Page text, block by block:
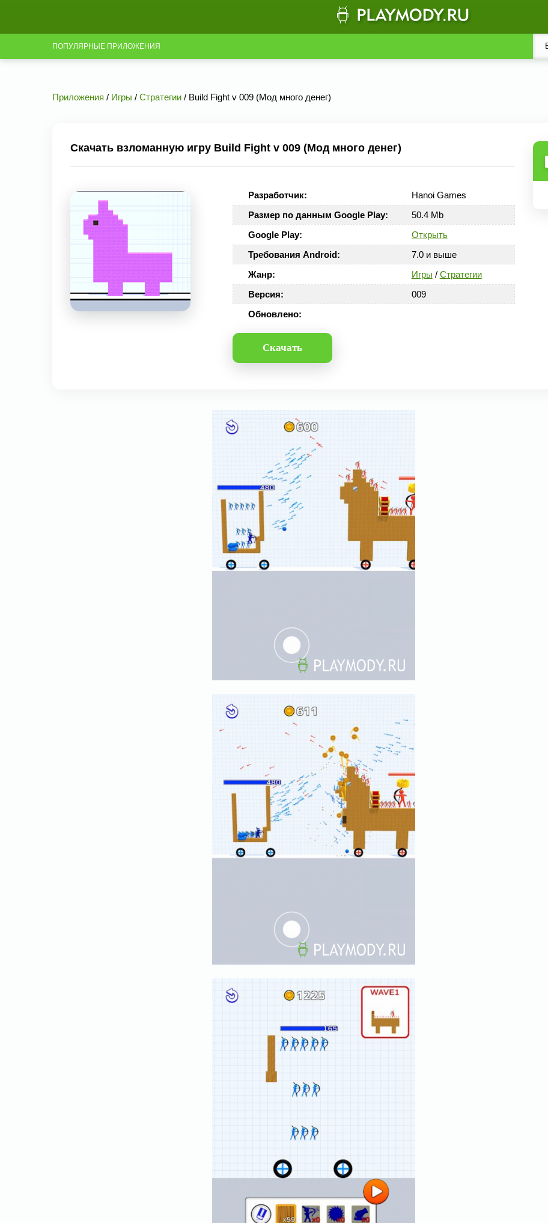
ПОПУЛЯРНЫЕ ПРИЛОЖЕНИЯ
Приложения / Игры / Стратегии / Build Fight v 009 (Мод много денег)
Скачать взломанную игру Build Fight v 009 (Мод много денег)
Разработчик:
Hanoi Games
Размер по данным Google Play:
50.4 Mb
Google Play:
Открыть
Требования Android:
7.0 и выше
Жанр:
Игры / Стратегии
Версия:
009
Обновлено:
Скачать